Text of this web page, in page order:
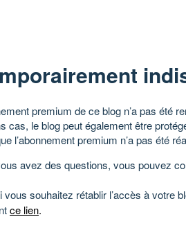
premium de ce blog n’a pas été
cas, le blog peut également être
l’abonnement premium n’a pas été
avez des questions, vous pouvez
vous souhaitez rétablir l’accès à votre
ce lien.